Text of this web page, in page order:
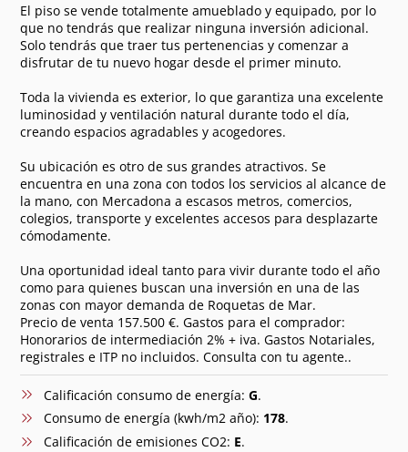
El piso se vende totalmente amueblado y equipado, por lo
que no tendrás que realizar ninguna inversión adicional.
Solo tendrás que traer tus pertenencias y comenzar a
disfrutar de tu nuevo hogar desde el primer minuto.
Toda la vivienda es exterior, lo que garantiza una excelente
luminosidad y ventilación natural durante todo el día,
creando espacios agradables y acogedores.
Su ubicación es otro de sus grandes atractivos. Se
encuentra en una zona con todos los servicios al alcance de
la mano, con Mercadona a escasos metros, comercios,
colegios, transporte y excelentes accesos para desplazarte
cómodamente.
Una oportunidad ideal tanto para vivir durante todo el año
como para quienes buscan una inversión en una de las
zonas con mayor demanda de Roquetas de Mar.
Precio de venta 157.500 €. Gastos para el comprador:
Honorarios de intermediación 2% + iva. Gastos Notariales,
registrales e ITP no incluidos. Consulta con tu agente..
Calificación consumo de energía: G.
Consumo de energía (kwh/m2 año): 178.
Calificación de emisiones CO2: E.